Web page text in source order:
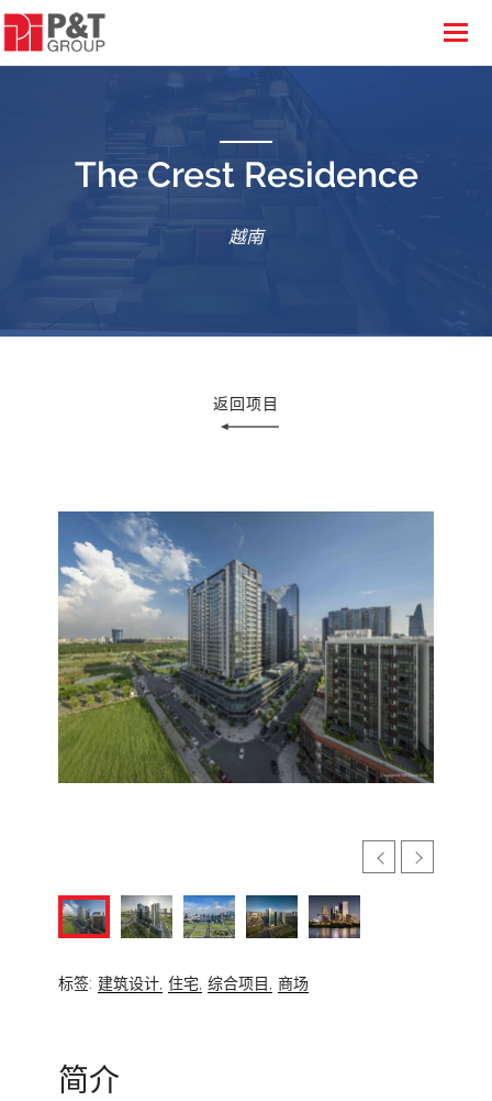
The Crest Residence
越南
返回项目
标签: 建筑设计, 住宅, 综合项目, 商场
简介